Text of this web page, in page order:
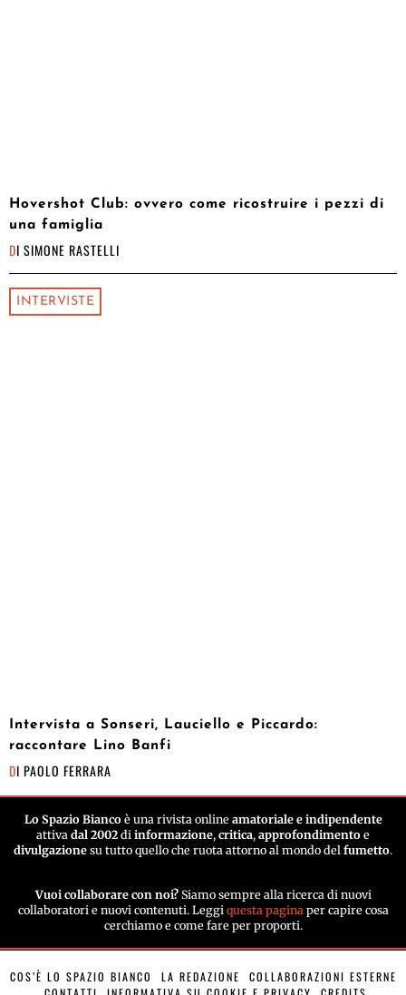
Hovershot Club: ovvero come ricostruire i pezzi di
una famiglia
DI SIMONE RASTELLI
INTERVISTE
Intervista a Sonseri, Lauciello e Piccardo:
raccontare Lino Banfi
DI PAOLO FERRARA
Lo Spazio Biancoè una rivista online amatoriale e indipendente
attiva dal 2002 di informazione, critica, approfondimento e
divulgazione su tutto quello che ruota attorno al mondo del fumetto.
Vuoi collaborare con noi? Siamo sempre alla ricerca di nuovi
collaboratori e nuovi contenuti. Leggi questa pagina per capire cosa
cerchiamo e come fare per proporti.
COS’È LO SPAZIO BIANCO LA REDAZIONE
COLLABORAZIONI ESTERNE